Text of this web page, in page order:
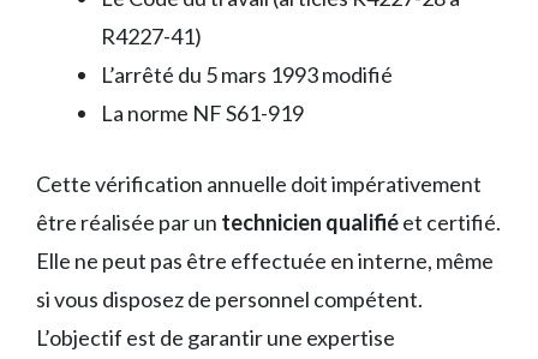
R4227-41)
L’arrêté du 5 mars 1993 modifié
La norme NF S61-919
Cette vérification annuelle doit impérativement
être réalisée par un technicien qualifiéet certifié.
Elle ne peut pas être effectuée en interne, même
si vous disposez de personnel compétent.
L’objectif est de garantir une expertise